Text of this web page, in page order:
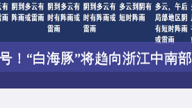
！“白海豚”将趋向浙江中南部